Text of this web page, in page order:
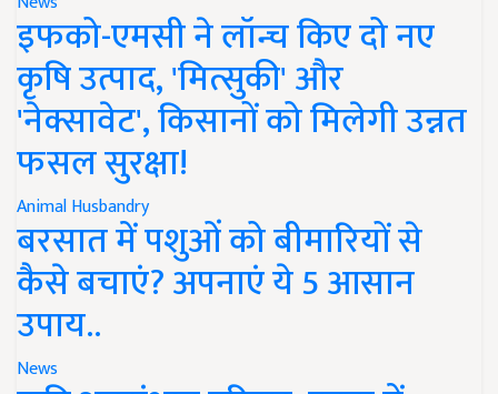
इफको-एमसी ने लॉन्च किए दो नए
कृषि उत्पाद, 'मित्सुकी' और
'नेक्सावेट', किसानों को मिलेगी उन्नत
फसल सुरक्षा!
Animal Husbandry
बरसात में पशुओं को बीमारियों से
कैसे बचाएं? अपनाएं ये 5 आसान
उपाय..
News